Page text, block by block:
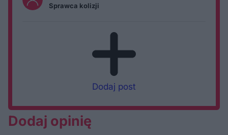
Sprawca kolizji
Dodaj post
Dodaj opinię